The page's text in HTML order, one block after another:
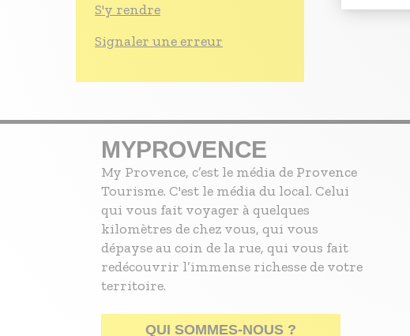
S'y rendre
Signaler une erreur
MYPROVENCE
My Provence, c’est le média de Provence
Tourisme. C'est le média du local. Celui
qui vous fait voyager à quelques
kilomètres de chez vous, qui vous
dépayse au coin de la rue, qui vous fait
redécouvrir l’immense richesse de votre
territoire.
QUI SOMMES-NOUS ?